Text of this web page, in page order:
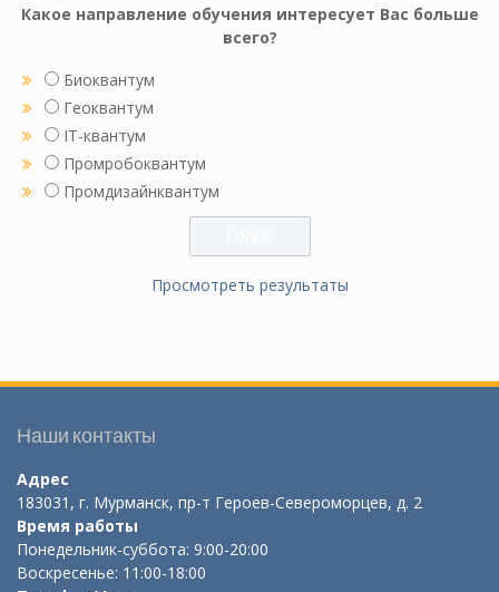
Какое направление обучения интересует Вас больше
всего?
Биоквантум
Геоквантум
IT-квантум
Промробоквантум
Промдизайнквантум
Просмотреть результаты
Наши контакты
Адрес
183031, г. Мурманск, пр-т Героев-Североморцев, д. 2
Время работы
Понедельник-суббота: 9:00-20:00
Воскресенье: 11:00-18:00